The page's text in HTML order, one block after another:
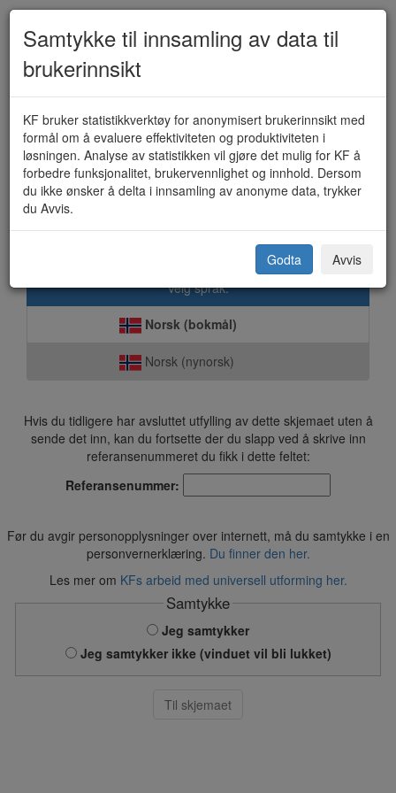
Voksenopplæring - Individuell
tilrettelagt opplæring (KF-225)
Velg språk:
Norsk (bokmål)
Norsk (nynorsk)
Hvis du tidligere har avsluttet utfylling av dette skjemaet uten å
sende det inn, kan du fortsette der du slapp ved å skrive inn
referansenummeret du fikk i dette feltet:
Referansenummer:
Før du avgir personopplysninger over internett, må du samtykke i en
personvernerklæring. Du finner den her.
Les mer om KFs arbeid med universell utforming her.
Samtykke
Jeg samtykker
Jeg samtykker ikke (vinduet vil bli lukket)
Til skjemaet
Samtykke til innsamling av data til
brukerinnsikt
KF bruker statistikkverktøy for anonymisert brukerinnsikt med
formål om å evaluere effektiviteten og produktiviteten i
løsningen. Analyse av statistikken vil gjøre det mulig for KF å
forbedre funksjonalitet, brukervennlighet og innhold. Dersom
du ikke ønsker å delta i innsamling av anonyme data, trykker
du Avvis.
Godta Avvis